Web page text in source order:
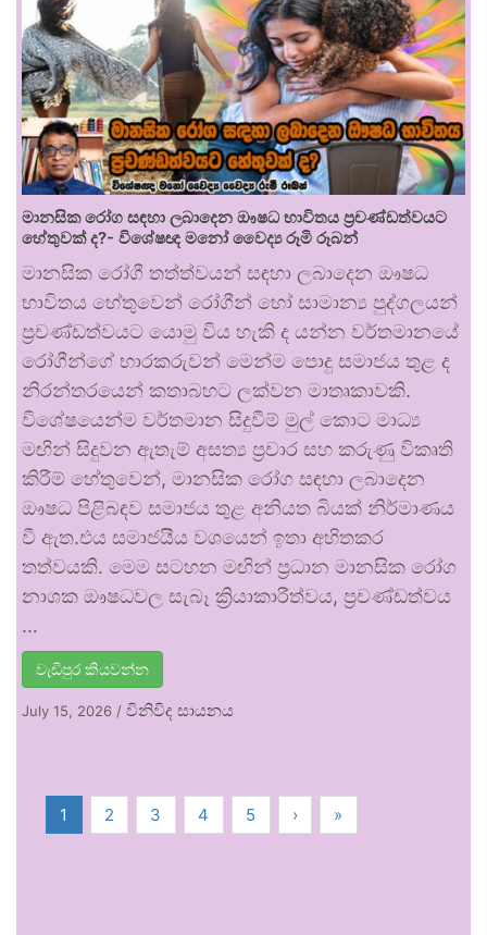
මානසික රෝග සඳහා ලබාදෙන ඖෂධ භාවිතය ප්‍රචණ්ඩත්වයට
හේතුවක් ද?- විශේෂඥ මනෝ වෛද්‍ය රූමි රූබන්
මානසික රෝගී තත්ත්වයන් සඳහා ලබාදෙන ඖෂධ
භාවිතය හේතුවෙන් රෝගීන් හෝ සාමාන්‍ය පුද්ගලයන්
ප්‍රචණ්ඩත්වයට යොමු විය හැකි ද යන්න වර්තමානයේ
රෝගීන්ගේ භාරකරුවන් මෙන්ම පොදු සමාජය තුළ ද
නිරන්තරයෙන් කතාබහට ලක්වන මාතෘකාවකි.
විශේෂයෙන්ම වර්තමාන සිදුවීම් මුල් කොට මාධ්‍ය
මඟින් සිදුවන ඇතැම් අසත්‍ය ප්‍රචාර සහ කරුණු විකෘති
කිරීම් හේතුවෙන්, මානසික රෝග සඳහා ලබාදෙන
ඖෂධ පිළිබඳව සමාජය තුළ අනියත බියක් නිර්මාණය
වී ඇත.එය සමාජයීය වශයෙන් ඉතා අහිතකර
තත්වයකි. මෙම සටහන මඟින් ප්‍රධාන මානසික රෝග
නාශක ඖෂධවල සැබෑ ක්‍රියාකාරීත්වය, ප්‍රචණ්ඩත්වය
…
වැඩිපුර කියවන්න
July 15, 2026 / විනිවිද සායනය
1 2 3 4 5 › »